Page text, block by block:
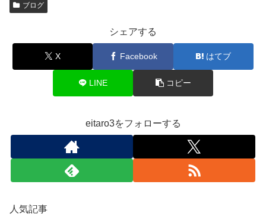
ブログ
シェアする
X Facebook はてブ
LINE コピー
eitaro3をフォローする
人気記事